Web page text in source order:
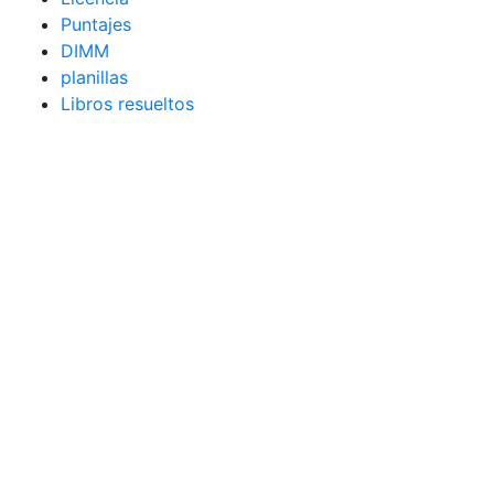
Puntajes
DIMM
planillas
Libros resueltos